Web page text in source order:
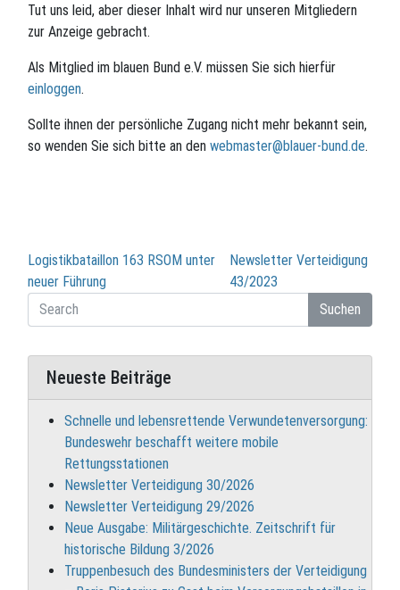
Tut uns leid, aber dieser Inhalt wird nur unseren Mitgliedern
zur Anzeige gebracht.
Als Mitglied im blauen Bund e.V. müssen Sie sich hierfür
einloggen.
Sollte ihnen der persönliche Zugang nicht mehr bekannt sein,
so wenden Sie sich bitte an den webmaster@blauer-bund.de.
Beitragsnavigation
Logistikbataillon 163 RSOM unter
neuer Führung
Newsletter Verteidigung
43/2023
Suchen
Neueste Beiträge
Schnelle und lebensrettende Verwundetenversorgung:
Bundeswehr beschafft weitere mobile
Rettungsstationen
Newsletter Verteidigung 30/2026
Newsletter Verteidigung 29/2026
Neue Ausgabe: Militärgeschichte. Zeitschrift für
historische Bildung 3/2026
Truppenbesuch des Bundesministers der Verteidigung